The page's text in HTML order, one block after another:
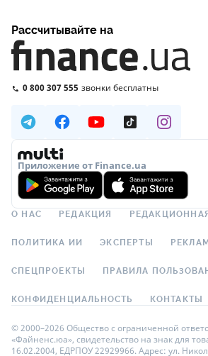
Рассчитывайте на
0 800 307 555 звонки бесплатны
Приложение от Finance.ua
О НАС РЕДАКЦИЯ
ПОЛИТИКА ИИ ЭКСПЕРТЫ
СПЕЦПРОЕКТЫ ПРАВИЛА
КОНФИДЕНЦИАЛЬНОСТЬ КОНТАКТЫ
© 2000–2026 Общество с ограниченной
«Файненс.юа», свидетельство на знак для
16.02.2004, ЕДРПОУ 22929966. Адрес: ул.